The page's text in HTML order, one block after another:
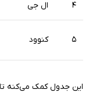
۴ ال جی
۵ کنوود
این جدول کمک می‌کنه